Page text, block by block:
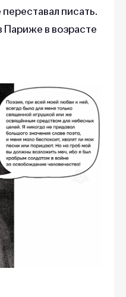
писать.
Париже в возрасте